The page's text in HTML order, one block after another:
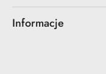
Informacje